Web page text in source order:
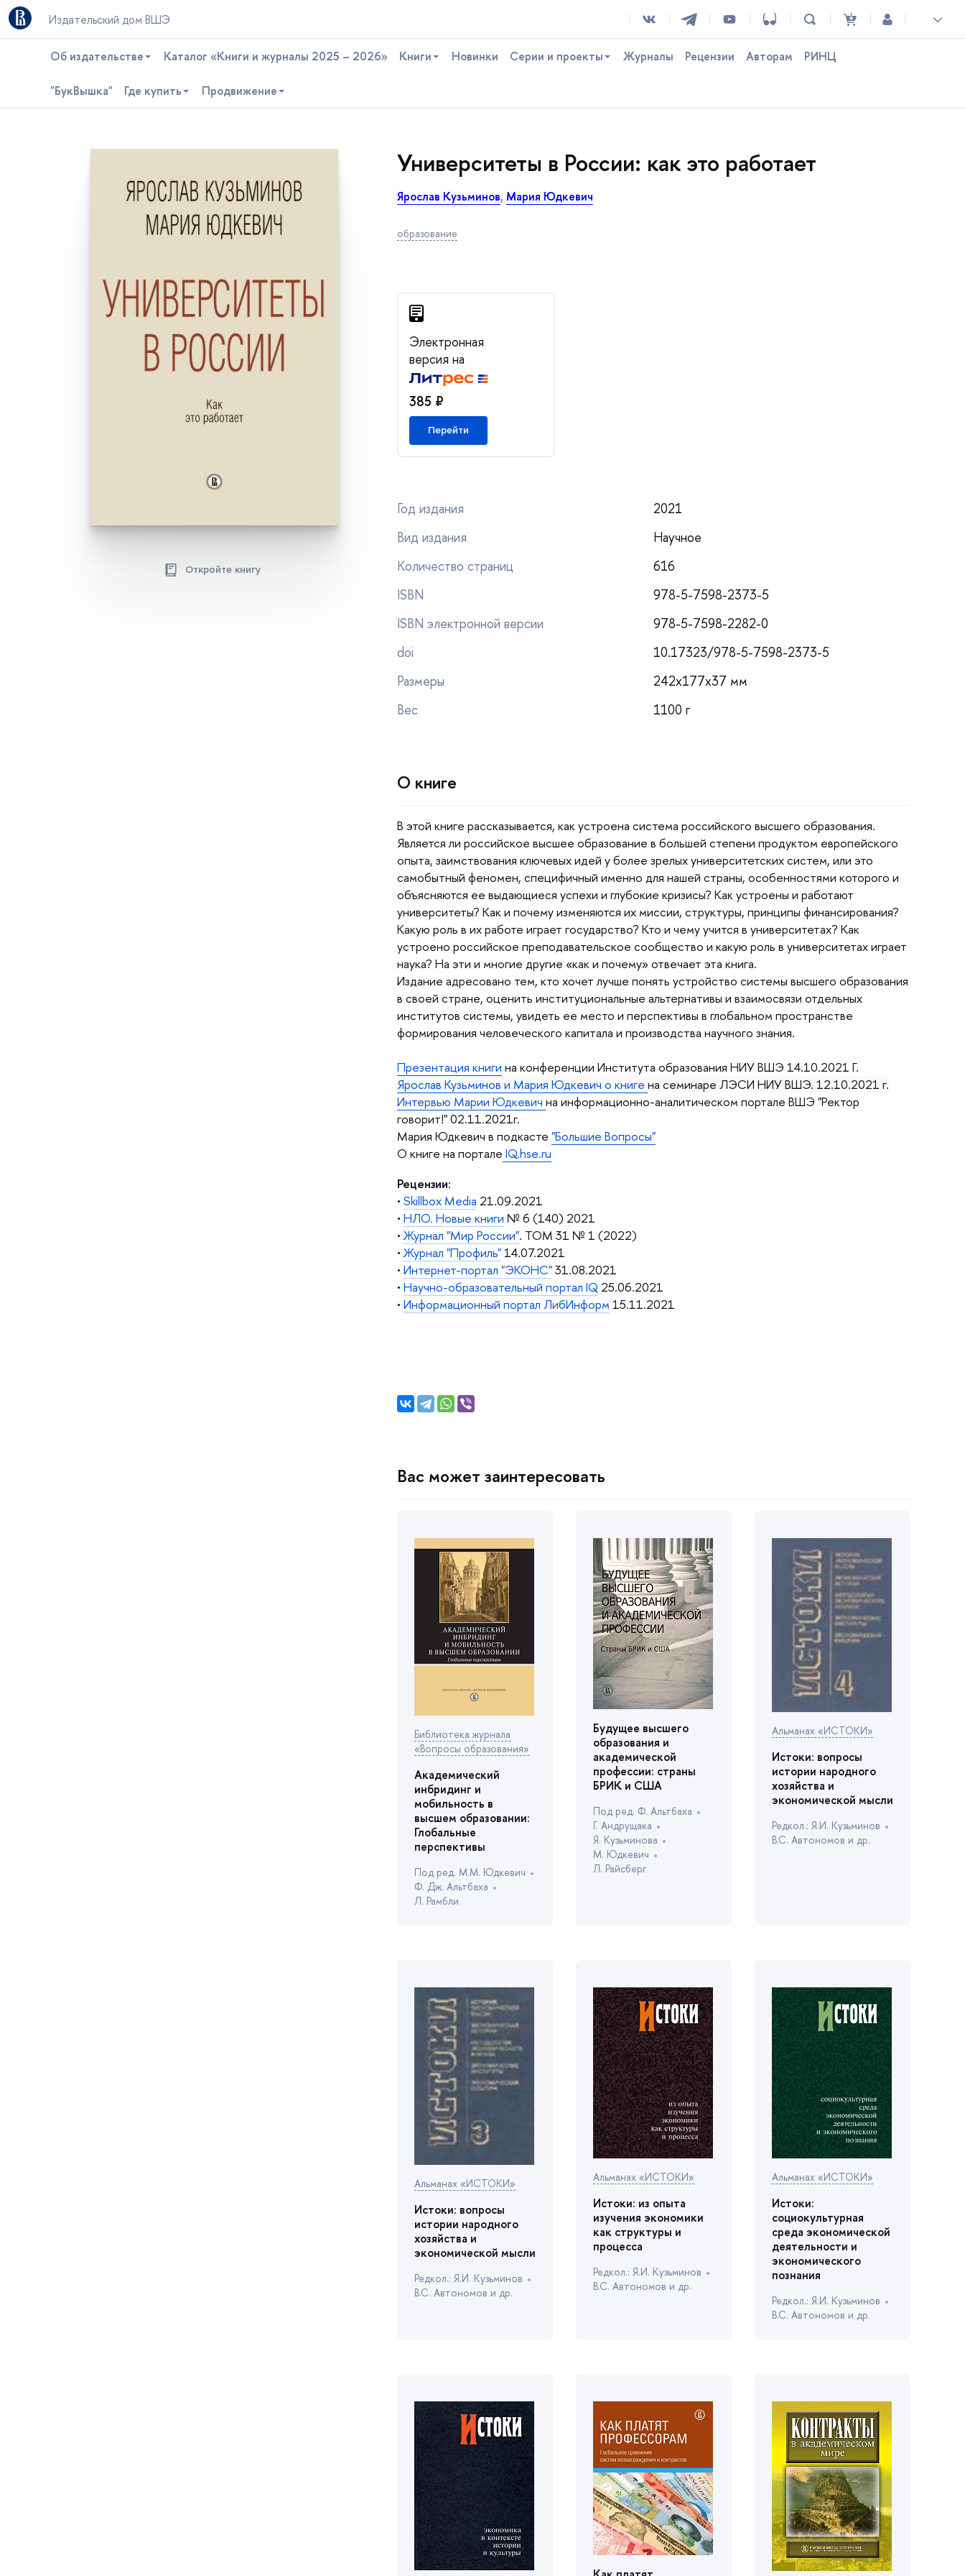
Издательский дом ВШЭ
Об издательстве Каталог «Книги и журналы 2025 – 2026» Книги Новинки Серии и проекты Журналы Рецензии Авторам РИНЦ
"БукВышка" Где купить Продвижение
Откройте книгу
Университеты в России: как это работает
Ярослав Кузьмино,Мария Юдкевич
образование
Электронная
ерсия на
385 ₽
Перейти
Год издания
2021
ид издания
Научное
Количество страниц
616
ISBN
978-5-7598-2373-5
ISBN электронной версии
978-5-7598-2282-0
doi
10.17323/978-5-7598-2373-5
Размеры
242x177x37 мм
ес
1100
О книге
этой книге рассказывается, как устроена система российского высшего образования.
Является ли российское высшее образование в большей степени продуктом европейского
опыта, заимствования ключевых идей у более зрелых университетских систем, или это
самобытный феномен, специфичный именно для нашей страны, особенностями которого и
объясняются ее выдающиеся успехи и глубокие кризисы? Как устроены и работают
университеты? Как и почему изменяются их миссии, структуры, принципы финансирования?
Какую роль в их работе играет государство? Кто и чему учится в университетах? Как
устроено российское преподавательское сообщество и какую роль в университетах играет
наука? На эти и многие другие «как и почему» отвечает эта книга.
Издание адресовано тем, кто хочет лучше понять устройство системы высшего образования
своей стране, оценить институциональные альтернативы и взаимосвязи отдельных
институтов системы, увидеть ее место и перспективы в глобальном пространстве
формирования человеческого капитала и производства научного знания.
Презентация книги на конференции Института образования НИУ ВШЭ 14.10.2021 Г.
Ярослав Кузьминов и Мария Юдкевич о книге на семинаре ЛЭСИ НИУ ВШЭ. 12.10.2021 г.
Интервью Марии Юдкевич на информационно-аналитическом портале ВШЭ "Ректор
оворит!" 02.11.2021г.
Мария Юдкевич в подкасте "Большие Вопросы"
О книге на портале IQ.hse.ru
Рецензии:
• Skillbox Media 21.09.2021
• НЛО. Новые книги № 6 (140) 2021
•Журнал "Мир России". ТОМ 31 № 1 (2022)
•Журнал "Профиль"14.07.2021
• Интернет-портал "ЭКОНС"31.08.2021
• Научно-образовательный портал IQ 25.06.2021
• Информационный портал ЛибИнформ 15.11.2021
ас может заинтересовать
Библиотека журнала
«Вопросы образования»
Академический
инбридинг и
мобильность
ысшем образовании:
Глобальные
перспективы
Под ред. М.М. Юдкевич
Ф. Дж. Альтбаха
Л. Рамбли
Будущее высшего
образования и
академической
профессии: страны
БРИК и США
Под ред. Ф. Альтбаха
Г. Андрущака
Я. Кузьминова
М. Юдкевич
Л. Райсбер
Альманах «ИСТОКИ»
Истоки: вопросы
истории народного
хозяйства и
экономической мысли
Редкол.: Я.И. Кузьмино
.С. Автономов и др.
Альманах «ИСТОКИ»
Истоки: вопросы
истории народного
хозяйства и
экономической мысли
Редкол.: Я.И. Кузьмино
.С. Автономов и др.
Альманах «ИСТОКИ»
Истоки: из опыта
изучения экономики
как структуры и
процесса
Редкол.: Я.И. Кузьмино
.С. Автономов и др.
Альманах «ИСТОКИ»
Истоки:
социокультурная
среда экономической
деятельности и
экономического
познания
Редкол.: Я.И. Кузьмино
.С. Автономов и др.